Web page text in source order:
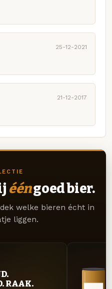
25-12-2021
21-12-2017
ééngoed bier.
welke bieren écht in
liggen.
RAAK.